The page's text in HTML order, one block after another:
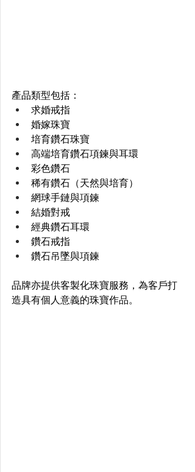
產品類型包括：
求婚戒指
婚嫁珠寶
培育鑽石珠寶
高端培育鑽石項鍊與耳環
彩色鑽石
稀有鑽石（天然與培育）
網球手鏈與項鍊
結婚對戒
經典鑽石耳環
鑽石戒指
鑽石吊墜與項鍊
品牌亦提供客製化珠寶服務，為客戶打
造具有個人意義的珠寶作品。